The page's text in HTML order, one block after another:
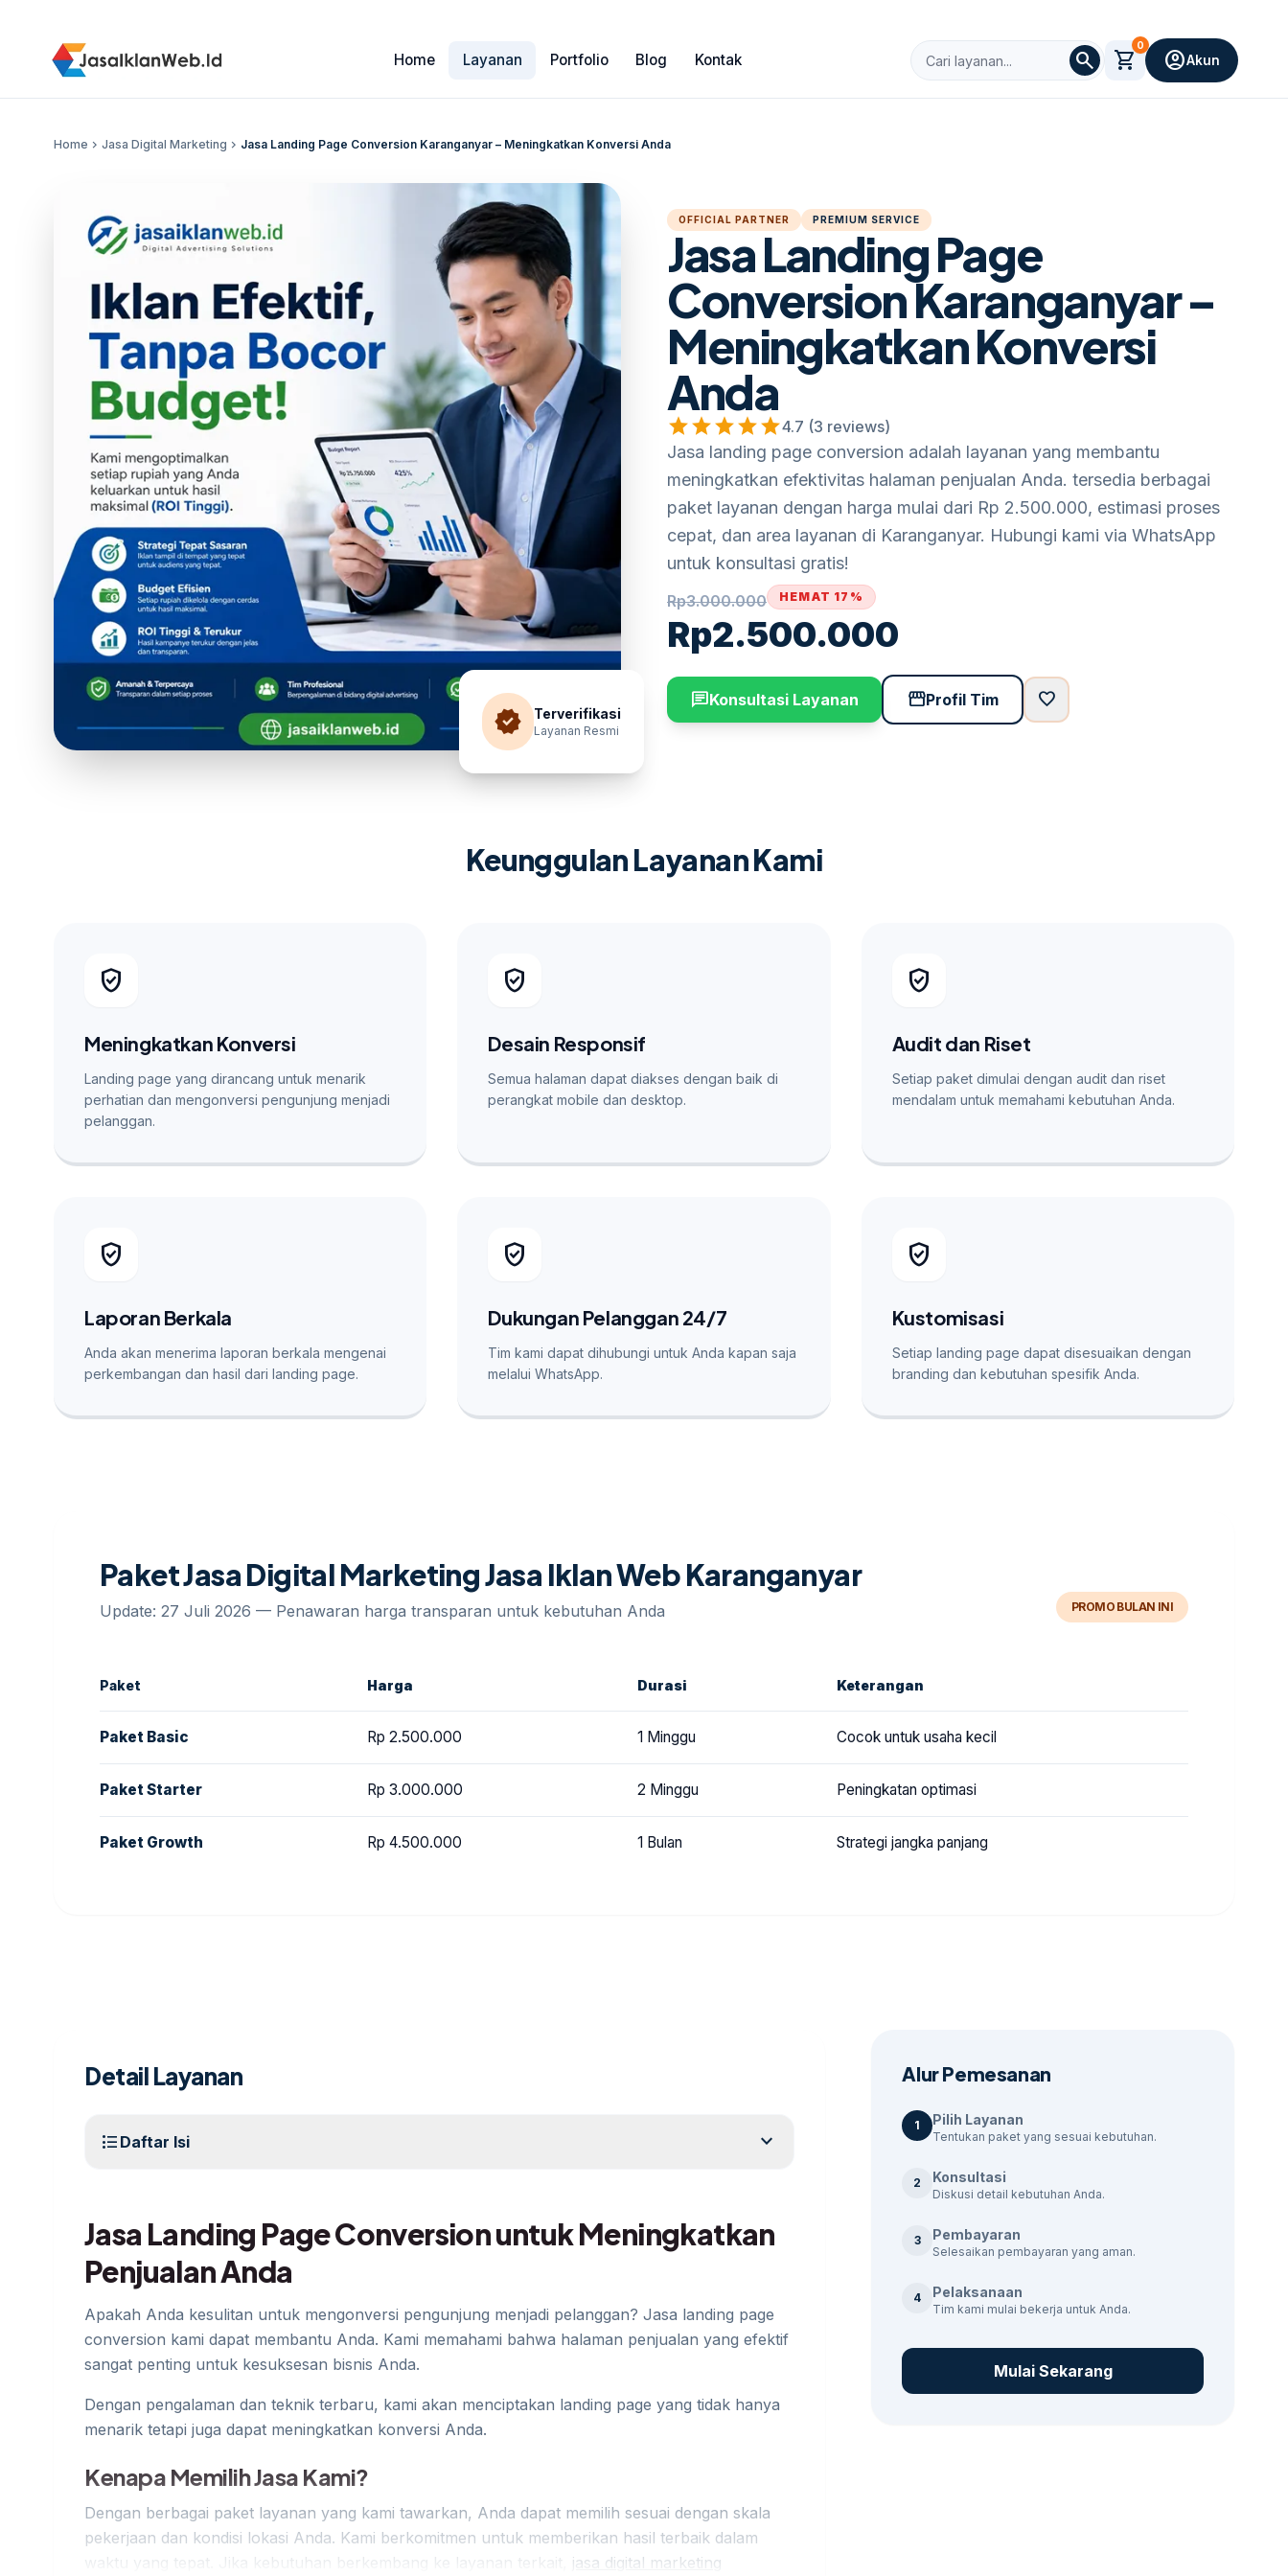
Home Layanan Portfolio Blog Kontak search shopping_cart
0
account_circleAkun
Home chevron_right Jasa Digital Marketing chevron_right Jasa Landing Page Conversion Karanganyar – Meningkatkan Konversi Anda
verified Terverifikasi
Layanan Resmi
OFFICIAL PARTNER PREMIUM SERVICE
Jasa Landing Page
Conversion Karanganyar –
Meningkatkan Konversi
Anda
starstarstarstarstar4.7 (3 reviews)
Jasa landing page conversion adalah layanan yang membantu
meningkatkan efektivitas halaman penjualan Anda. tersedia berbagai
paket layanan dengan harga mulai dari Rp 2.500.000, estimasi proses
cepat, dan area layanan di Karanganyar. Hubungi kami via WhatsApp
untuk konsultasi gratis!
Rp3.000.000
Rp2.500.000
HEMAT 17%
chatKonsultasi Layanan storefrontProfil Tim favorite
Keunggulan Layanan Kami
verified_user
Meningkatkan Konversi
Landing page yang dirancang untuk menarik
perhatian dan mengonversi pengunjung menjadi
pelanggan.
verified_user
Desain Responsif
Semua halaman dapat diakses dengan baik di
perangkat mobile dan desktop.
verified_user
Audit dan Riset
Setiap paket dimulai dengan audit dan riset
mendalam untuk memahami kebutuhan Anda.
verified_user
Laporan Berkala
Anda akan menerima laporan berkala mengenai
perkembangan dan hasil dari landing page.
verified_user
Dukungan Pelanggan 24/7
Tim kami dapat dihubungi untuk Anda kapan saja
melalui WhatsApp.
verified_user
Kustomisasi
Setiap landing page dapat disesuaikan dengan
branding dan kebutuhan spesifik Anda.
Paket Jasa Digital Marketing Jasa Iklan Web Karanganyar
Update: 27 Juli 2026 — Penawaran harga transparan untuk kebutuhan Anda PROMO BULAN INI
Paket Harga Durasi Keterangan
Paket Basic Rp 2.500.000 1 Minggu Cocok untuk usaha kecil
Paket Starter Rp 3.000.000 2 Minggu Peningkatan optimasi
Paket Growth Rp 4.500.000 1 Bulan Strategi jangka panjang
Detail Layanan
format_list_bulleted Daftar Isi expand_more
Jasa Landing Page Conversion untuk Meningkatkan
Penjualan Anda
Apakah Anda kesulitan untuk mengonversi pengunjung menjadi pelanggan? Jasa landing page
conversion kami dapat membantu Anda. Kami memahami bahwa halaman penjualan yang efektif
sangat penting untuk kesuksesan bisnis Anda.
Dengan pengalaman dan teknik terbaru, kami akan menciptakan landing page yang tidak hanya
menarik tetapi juga dapat meningkatkan konversi Anda.
Kenapa Memilih Jasa Kami?
Dengan berbagai paket layanan yang kami tawarkan, Anda dapat memilih sesuai dengan skala
pekerjaan dan kondisi lokasi Anda. Kami berkomitmen untuk memberikan hasil terbaik dalam
waktu yang tepat. Jika kebutuhan berkembang ke layanan terkait, jasa digital marketing
Alur Pemesanan
1 Pilih Layanan
Tentukan paket yang sesuai kebutuhan.
2 Konsultasi
Diskusi detail kebutuhan Anda.
3 Pembayaran
Selesaikan pembayaran yang aman.
4 Pelaksanaan
Tim kami mulai bekerja untuk Anda.
Mulai Sekarang